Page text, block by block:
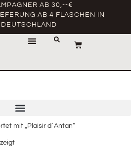
AB 30,--€
AB 4 FLASCHEN IN
DEUTSCHLAND
mit „Plaisir d´Antan“